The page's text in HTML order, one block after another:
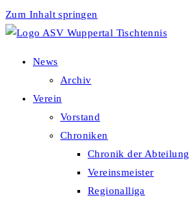
Zum Inhalt springen
News
Archiv
Verein
Vorstand
Chroniken
Chronik der Abteilung
Vereinsmeister
Regionalliga